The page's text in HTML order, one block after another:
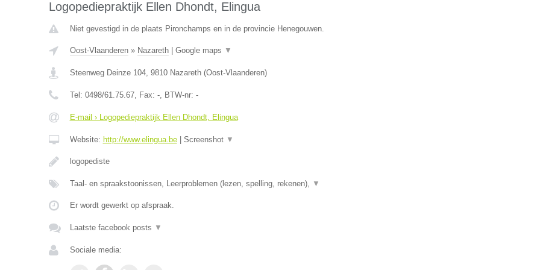
Logopediepraktijk Ellen Dhondt, Elingua
Niet gevestigd in de plaats Pironchamps en in de provincie Henegouwen.
Oost-Vlaanderen» Nazareth| Google maps ▼
Steenweg Deinze 104, 9810 Nazareth(Oost-Vlaanderen)
Tel: 0498/61.75.67, Fax: -, BTW-nr: -
E-mail › Logopediepraktijk Ellen Dhondt, Elingua
Website: http://www.elingua.be| Screenshot ▼
logopediste
Taal- en spraakstoonissen, Leerproblemen (lezen, spelling, rekenen), ▼
Er wordt gewerkt op afspraak.
Laatste facebook posts ▼
Sociale media: